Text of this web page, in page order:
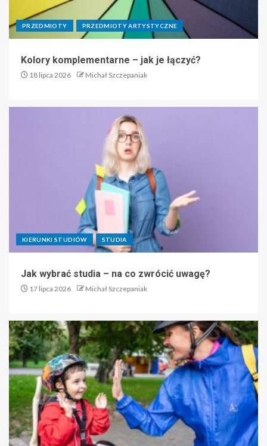
PRZEDMIOTY PRZEDMIOTY ARTYSTYCZNE
Kolory komplementarne – jak je łączyć?
18 lipca 2026 Michał Szczepaniak
KIERUNKI STUDIÓW STUDIA
Jak wybrać studia – na co zwrócić uwagę?
17 lipca 2026 Michał Szczepaniak